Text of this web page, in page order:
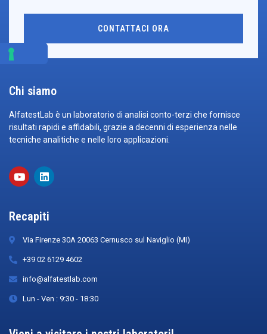
CONTATTACI ORA
Chi siamo
AlfatestLab è un laboratorio di analisi conto-terzi che fornisce
risultati rapidi e affidabili, grazie a decenni di esperienza nelle
tecniche analitiche e nelle loro applicazioni.
Recapiti
Via Firenze 30A 20063 Cernusco sul Naviglio (MI)
+39 02 6129 4602
info@alfatestlab.com
Lun - Ven : 9:30 - 18:30